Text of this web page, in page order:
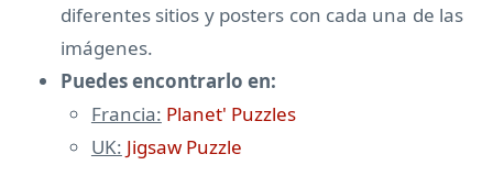
diferentes sitios y posters con cada una de las
imágenes.
Puedes encontrarlo en:
Francia: Planet' Puzzles
UK: Jigsaw Puzzle